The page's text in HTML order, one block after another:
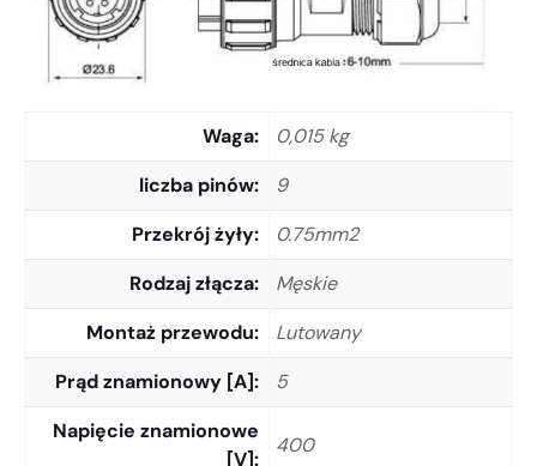
Waga
0,015 kg
liczba pinów
9
Przekrój żyły
0.75mm2
Rodzaj złącza
Męskie
Montaż przewodu
Lutowany
Prąd znamionowy [A]
5
Napięcie znamionowe
[V]
400